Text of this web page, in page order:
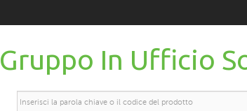
Gruppo In Ufficio